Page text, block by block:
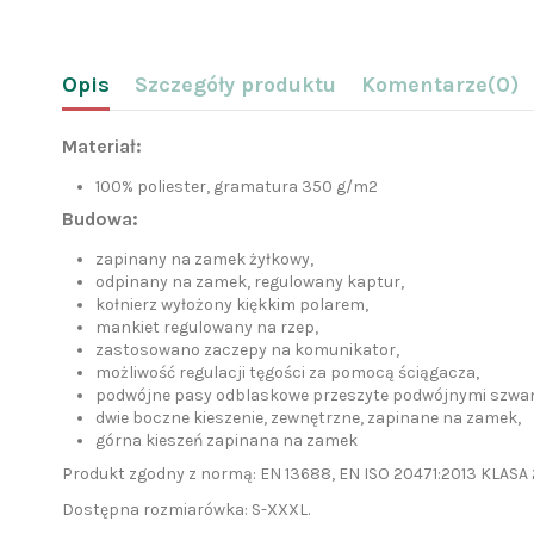
Opis Szczegóły produktu Komentarze(0)
Materiał:
100% poliester, gramatura 350 g/m2
Budowa:
zapinany na zamek żyłkowy,
odpinany na zamek, regulowany kaptur,
kołnierz wyłożony kiękkim polarem,
mankiet regulowany na rzep,
zastosowano zaczepy na komunikator,
możliwość regulacji tęgości za pomocą ściągacza,
podwójne pasy odblaskowe przeszyte podwójnymi
dwie boczne kieszenie, zewnętrzne, zapinane na zamek,
górna kieszeń zapinana na zamek
Produkt zgodny z normą: EN 13688, EN ISO 20471:2013 KLASA
Dostępna rozmiarówka: S-XXXL.